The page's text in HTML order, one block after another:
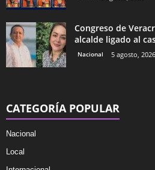
Congreso de
alcalde ligado al
Nacional 5 agosto, 2026
CATEGORÍA POPULAR
Nacional
Local